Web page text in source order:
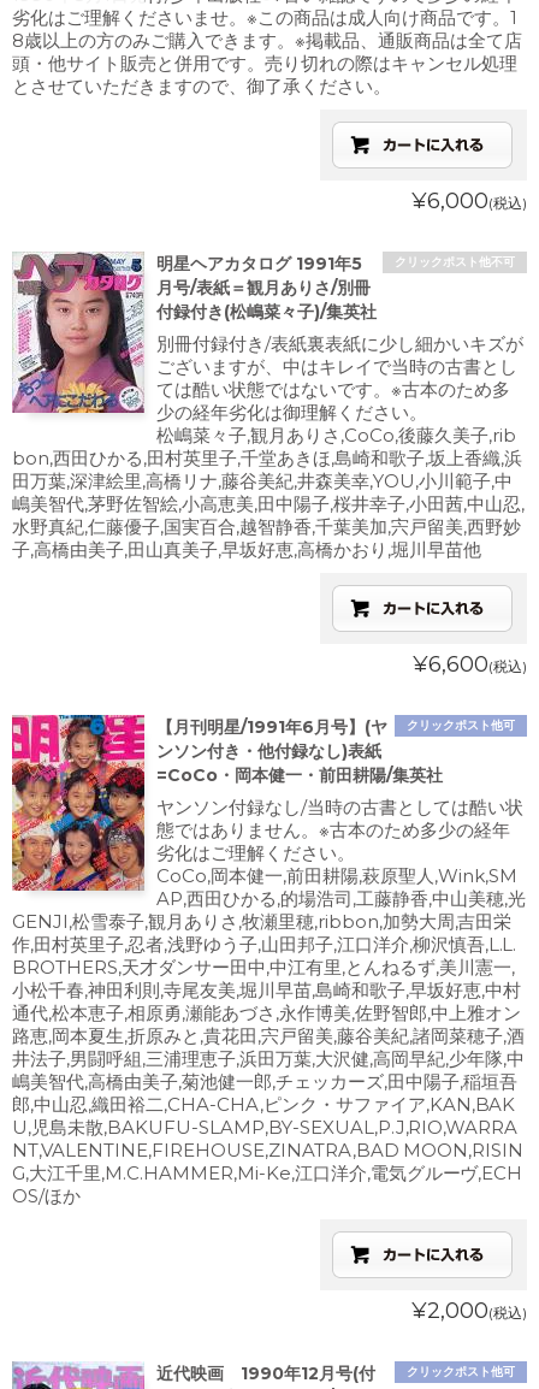
劣化はご理解くださいませ。※この商品は成人向け商品です。1
8歳以上の方のみご購入できます。※掲載品、通販商品は全て店
頭・他サイト販売と併用です。売り切れの際はキャンセル処理
とさせていただきますので、御了承ください。
¥6,000(税込)
クリックポスト他不可
明星ヘアカタログ 1991年5
月号/表紙＝観月ありさ/別冊
付録付き(松嶋菜々子)/集英社
別冊付録付き/表紙裏表紙に少し細かいキズが
ございますが、中はキレイで当時の古書とし
ては酷い状態ではないです。※古本のため多
少の経年劣化は御理解ください。
松嶋菜々子,観月ありさ,CoCo,後藤久美子,rib
bon,西田ひかる,田村英里子,千堂あきほ,島崎和歌子,坂上香織,浜
田万葉,深津絵里,高橋リナ,藤谷美紀,井森美幸,YOU,小川範子,中
嶋美智代,茅野佐智絵,小高恵美,田中陽子,桜井幸子,小田茜,中山忍,
水野真紀,仁藤優子,国実百合,越智静香,千葉美加,宍戸留美,西野妙
子,高橋由美子,田山真美子,早坂好恵,高橋かおり,堀川早苗他
¥6,600(税込)
クリックポスト他可
【月刊明星/1991年6月号】(ヤ
ンソン付き・他付録なし)表紙
=CoCo・岡本健一・前田耕陽/集英社
ヤンソン付録なし/当時の古書としては酷い状
態ではありません。※古本のため多少の経年
劣化はご理解ください。
CoCo,岡本健一,前田耕陽,萩原聖人,Wink,SM
AP,西田ひかる,的場浩司,工藤静香,中山美穂,光
GENJI,松雪泰子,観月ありさ,牧瀬里穂,ribbon,加勢大周,吉田栄
作,田村英里子,忍者,浅野ゆう子,山田邦子,江口洋介,柳沢慎吾,L.L.
BROTHERS,天才ダンサー田中,中江有里,とんねるず,美川憲一,
小松千春,神田利則,寺尾友美,堀川早苗,島崎和歌子,早坂好恵,中村
通代,松本恵子,相原勇,瀬能あづさ,永作博美,佐野智郎,中上雅オン
路恵,岡本夏生,折原みと,貴花田,宍戸留美,藤谷美紀,諸岡菜穂子,酒
井法子,男闘呼組,三浦理恵子,浜田万葉,大沢健,高岡早紀,少年隊,中
嶋美智代,高橋由美子,菊池健一郎,チェッカーズ,田中陽子,稲垣吾
郎,中山忍,織田裕二,CHA-CHA,ピンク・サファイア,KAN,BAK
U,児島未散,BAKUFU-SLAMP,BY-SEXUAL,P.J,RIO,WARRA
NT,VALENTINE,FIREHOUSE,ZINATRA,BAD MOON,RISIN
G,大江千里,M.C.HAMMER,Mi-Ke,江口洋介,電気グルーヴ,ECH
OS/ほか
¥2,000(税込)
クリックポスト他可
近代映画 1990年12月号(付